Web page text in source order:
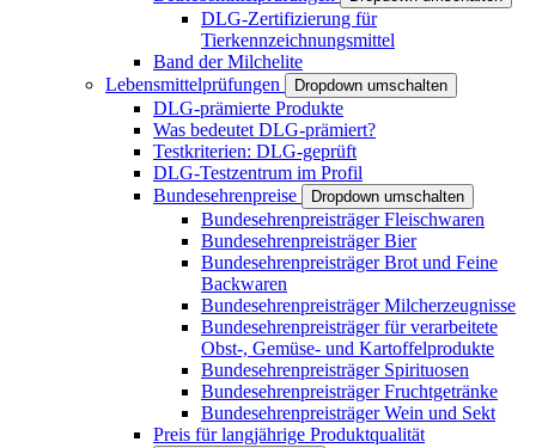
DLG-Zertifizierung für
Tierkennzeichnungsmittel
Band der Milchelite
Lebensmittelprüfungen
Dropdown umschalten
DLG-prämierte Produkte
Was bedeutet DLG-prämiert?
Testkriterien: DLG-geprüft
DLG-Testzentrum im Profil
Bundesehrenpreise
Dropdown umschalten
Bundesehrenpreisträger Fleischwaren
Bundesehrenpreisträger Bier
Bundesehrenpreisträger Brot und Feine
Backwaren
Bundesehrenpreisträger Milcherzeugnisse
Bundesehrenpreisträger für verarbeitete
Obst-, Gemüse- und Kartoffelprodukte
Bundesehrenpreisträger Spirituosen
Bundesehrenpreisträger Fruchtgetränke
Bundesehrenpreisträger Wein und Sekt
Preis für langjährige Produktqualität